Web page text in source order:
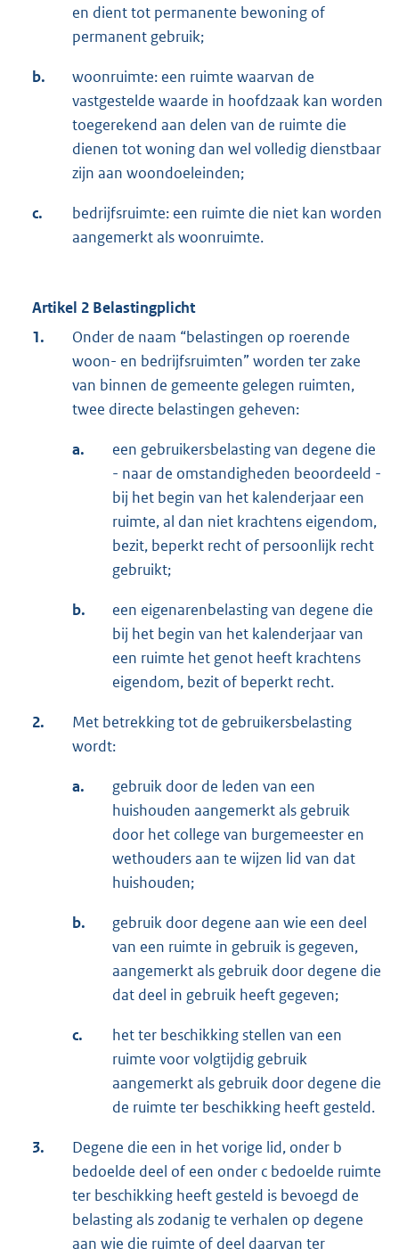
en dient tot permanente bewoning of
permanent gebruik;
b.
woonruimte: een ruimte waarvan de
vastgestelde waarde in hoofdzaak kan worden
toegerekend aan delen van de ruimte die
dienen tot woning dan wel volledig dienstbaar
zijn aan woondoeleinden;
c.
bedrijfsruimte: een ruimte die niet kan worden
aangemerkt als woonruimte.
Artikel 2 Belastingplicht
1.
Onder de naam “belastingen op roerende
woon- en bedrijfsruimten” worden ter zake
van binnen de gemeente gelegen ruimten,
twee directe belastingen geheven:
a.
een gebruikersbelasting van degene die
- naar de omstandigheden beoordeeld -
bij het begin van het kalenderjaar een
ruimte, al dan niet krachtens eigendom,
bezit, beperkt recht of persoonlijk recht
gebruikt;
b.
een eigenarenbelasting van degene die
bij het begin van het kalenderjaar van
een ruimte het genot heeft krachtens
eigendom, bezit of beperkt recht.
2.
Met betrekking tot de gebruikersbelasting
wordt:
a.
gebruik door de leden van een
huishouden aangemerkt als gebruik
door het college van burgemeester en
wethouders aan te wijzen lid van dat
huishouden;
b.
gebruik door degene aan wie een deel
van een ruimte in gebruik is gegeven,
aangemerkt als gebruik door degene die
dat deel in gebruik heeft gegeven;
c.
het ter beschikking stellen van een
ruimte voor volgtijdig gebruik
aangemerkt als gebruik door degene die
de ruimte ter beschikking heeft gesteld.
3.
Degene die een in het vorige lid, onder b
bedoelde deel of een onder c bedoelde ruimte
ter beschikking heeft gesteld is bevoegd de
belasting als zodanig te verhalen op degene
aan wie die ruimte of deel daarvan ter